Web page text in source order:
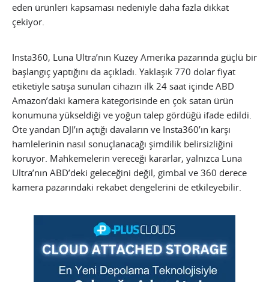
eden ürünleri kapsaması nedeniyle daha fazla dikkat
çekiyor.
Insta360, Luna Ultra’nın Kuzey Amerika pazarında güçlü bir
başlangıç yaptığını da açıkladı. Yaklaşık 770 dolar fiyat
etiketiyle satışa sunulan cihazın ilk 24 saat içinde ABD
Amazon’daki kamera kategorisinde en çok satan ürün
konumuna yükseldiği ve yoğun talep gördüğü ifade edildi.
Öte yandan DJI’ın açtığı davaların ve Insta360’ın karşı
hamlelerinin nasıl sonuçlanacağı şimdilik belirsizliğini
koruyor. Mahkemelerin vereceği kararlar, yalnızca Luna
Ultra’nın ABD’deki geleceğini değil, gimbal ve 360 derece
kamera pazarındaki rekabet dengelerini de etkileyebilir.